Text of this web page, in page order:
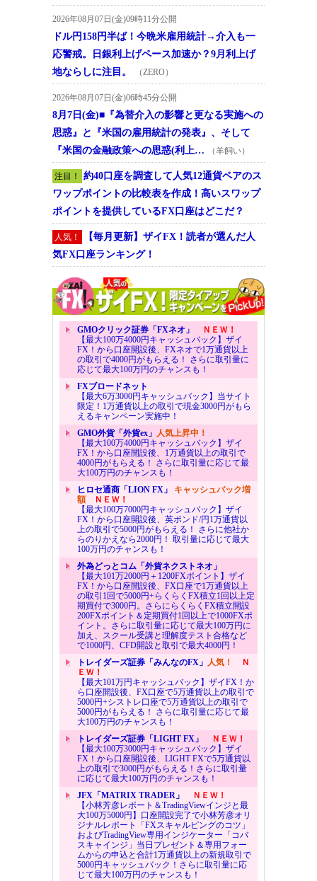
2026年08月07日(金)09時11分公開
ドル円158円半ば！今晩米雇用統計→介入も一
応警戒。日銀利上げペース加速か？9月利上げ
地ならしに注目。
（ZERO）
2026年08月07日(金)06時45分公開
8月7日(金)■『為替介入の影響と更なる実施への
思惑』と『米国の雇用統計の発表』、そして
『米国の金融政策への思惑(利上…
（羊飼い）
注目！
約40口座を調査して人気12通貨ペアのス
ワップポイントの比較表を作成！高いスワップ
ポイントを提供しているFX口座はどこだ？
人気！
【毎月更新】ザイFX！読者が選んだ人
気FX口座ランキング！
GMOクリック証券「FXネオ」
ＮＥＷ！
【最大100万4000円キャッシュバック】ザイ
FX！から口座開設後、FXネオで1万通貨以上
の取引で4000円がもらえる！ さらに取引量に
応じて最大100万円のチャンスも！
FXブロードネット
【最大6万3000円キャッシュバック】当サイト
限定！1万通貨以上の取引で現金3000円がもら
えるキャンペーン実施中！
GMO外貨「外貨ex」 人気上昇中！
【最大100万4000円キャッシュバック】ザイ
FX！から口座開設後、1万通貨以上の取引で
4000円がもらえる！ さらに取引量に応じて最
大100万円のチャンスも！
ヒロセ通商「LION FX」 キャッシュバック増
額ＮＥＷ！
【最大100万7000円キャッシュバック】ザイ
FX！から口座開設後、英ポンド/円1万通貨以
上の取引で5000円がもらえる！ さらに他社か
らのりかえなら2000円！ 取引量に応じて最大
100万円のチャンスも！
外為どっとコム「外貨ネクストネオ」
【最大101万2000円＋1200FXポイント】ザイ
FX！から口座開設後、FX口座で1万通貨以上
の取引1回で5000円+らくらくFX積立1回以上定
期買付で3000円。さらにらくらくFX積立開設
200FXポイント＆定期買付1回以上で1000FXポ
イント。さらに取引量に応じて最大100万円に
加え、スクール受講と理解度テスト合格など
で1000円、CFD開設と取引で最大4000円！
トレイダーズ証券「みんなのFX」 人気！
Ｎ
ＥＷ！
【最大101万円キャッシュバック】ザイFX！か
ら口座開設後、FX口座で5万通貨以上の取引で
5000円+シストレ口座で5万通貨以上の取引で
5000円がもらえる！ さらに取引量に応じて最
大100万円のチャンスも！
トレイダーズ証券「LIGHT FX」
ＮＥＷ！
【最大100万3000円キャッシュバック】ザイ
FX！から口座開設後、LIGHT FXで5万通貨以
上の取引で3000円がもらえる！さらに取引量
に応じて最大100万円のチャンスも！
JFX「MATRIX TRADER」
ＮＥＷ！
【小林芳彦レポート＆TradingViewインジと最
大100万5000円】口座開設完了で小林芳彦オリ
ジナルレポート「FXスキャルピングのコツ」
およびTradingView専用インジケーター「コバ
スキャインジ」当日プレゼント＆専用フォー
ムからの申込と合計1万通貨以上の新規取引で
5000円キャッシュバック！さらに取引量に応
じて最大100万円のチャンスも！